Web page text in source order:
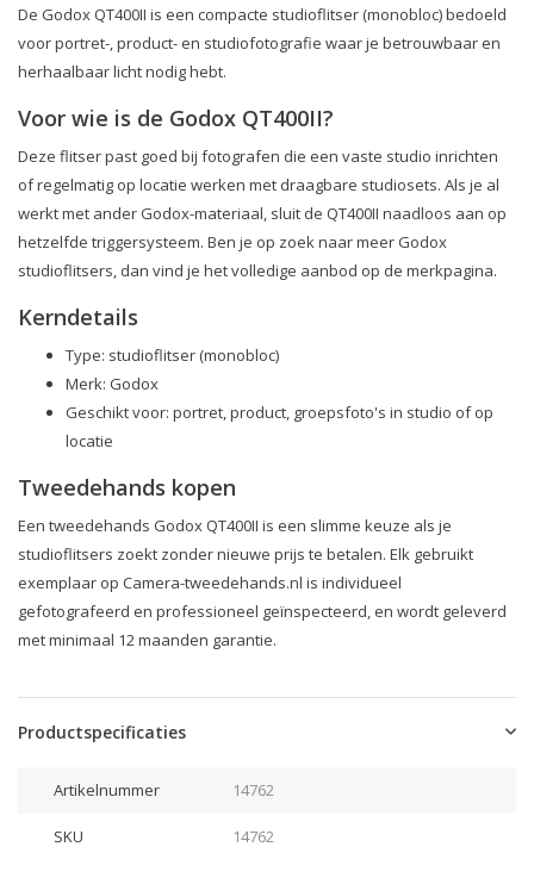
De Godox QT400II is een compacte studioflitser (monobloc) bedoeld
voor portret-, product- en studiofotografie waar je betrouwbaar en
herhaalbaar licht nodig hebt.
Voor wie is de Godox QT400II?
Deze flitser past goed bij fotografen die een vaste studio inrichten
of regelmatig op locatie werken met draagbare studiosets. Als je al
werkt met ander Godox-materiaal, sluit de QT400II naadloos aan op
hetzelfde triggersysteem. Ben je op zoek naar meer Godox
studioflitsers, dan vind je het volledige aanbod op de merkpagina.
Kerndetails
Type: studioflitser (monobloc)
Merk: Godox
Geschikt voor: portret, product, groepsfoto's in studio of op
locatie
Tweedehands kopen
Een tweedehands Godox QT400II is een slimme keuze als je
studioflitsers zoekt zonder nieuwe prijs te betalen. Elk gebruikt
exemplaar op Camera-tweedehands.nl is individueel
gefotografeerd en professioneel geïnspecteerd, en wordt geleverd
met minimaal 12 maanden garantie.
Productspecificaties
Artikelnummer 14762
SKU 14762